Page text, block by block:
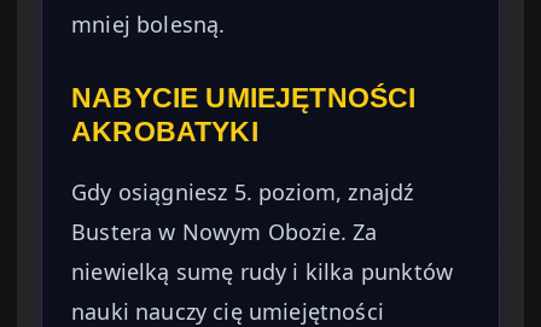
mniej bolesną.
NABYCIE UMIEJĘTNOŚCI
AKROBATYKI
Gdy osiągniesz 5. poziom, znajdź
Bustera w Nowym Obozie. Za
niewielką sumę rudy i kilka punktów
nauki nauczy cię umiejętności